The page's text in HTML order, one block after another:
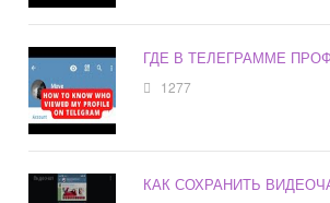
ГДЕ В ТЕЛЕГРАММЕ
1277
КАК СОХРАНИТЬ